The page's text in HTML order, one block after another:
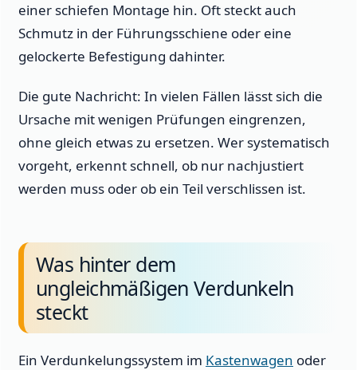
einer schiefen Montage hin. Oft steckt auch
Schmutz in der Führungsschiene oder eine
gelockerte Befestigung dahinter.
Die gute Nachricht: In vielen Fällen lässt sich die
Ursache mit wenigen Prüfungen eingrenzen,
ohne gleich etwas zu ersetzen. Wer systematisch
vorgeht, erkennt schnell, ob nur nachjustiert
werden muss oder ob ein Teil verschlissen ist.
Was hinter dem
ungleichmäßigen Verdunkeln
steckt
Ein Verdunkelungssystem im Kastenwagen oder